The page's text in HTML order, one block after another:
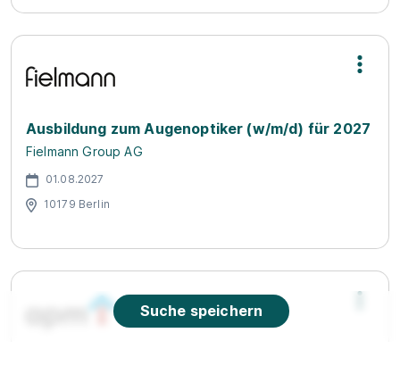
Ausbildung zum Augenoptiker (w/m/d) für 2027
Fielmann Group AG
01.08.2027
10179 Berlin
Suche speichern